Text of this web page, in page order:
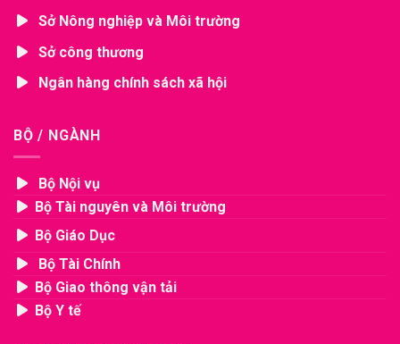
Sở Nông nghiệp và Môi trường
Sở công thương
Ngân hàng chính sách xã hội
BỘ / NGÀNH
Bộ Nội vụ
Bộ Tài nguyên và Môi trường
Bộ Giáo Dục
Bộ Tài Chính
Bộ Giao thông vận tải
Bộ Y tế